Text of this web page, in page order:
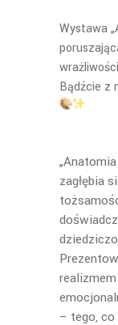
Wystawa
Bądźcie z
zagłębia
– tego, co